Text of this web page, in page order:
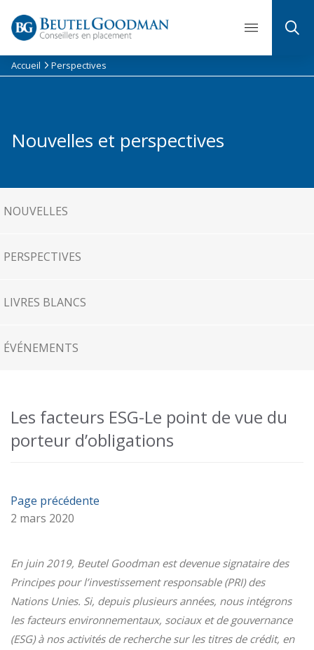
Accueil Perspectives
Nouvelles et perspectives
NOUVELLES
PERSPECTIVES
LIVRES BLANCS
ÉVÉNEMENTS
Les facteurs ESG-Le point de vue du
porteur d’obligations
Page précédente
2 mars 2020
En juin 2019, Beutel Goodman est devenue signataire des
Principes pour l’investissement responsable (PRI) des
Nations Unies. Si, depuis plusieurs années, nous intégrons
les facteurs environnementaux, sociaux et de gouvernance
(ESG) à nos activités de recherche sur les titres de crédit, en